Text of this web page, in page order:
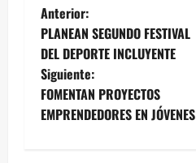
N
a
v
e
Anterior:
PLANEAN SEGUNDO FESTIVAL
DEL DEPORTE INCLUYENTE
Siguiente:
FOMENTAN PROYECTOS
EMPRENDEDORES EN JÓVENES